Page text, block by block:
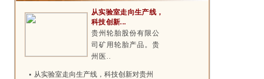
从实验室走向生产线，
科技创新...
贵州轮胎股份有限公
司矿用轮胎产品。贵
州医..
从实验室走向生产线，科技创新对贵州